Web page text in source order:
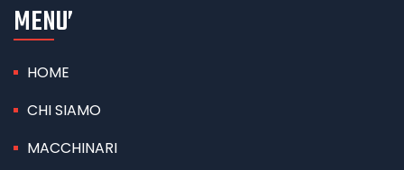
MENU’
HOME
CHI SIAMO
MACCHINARI